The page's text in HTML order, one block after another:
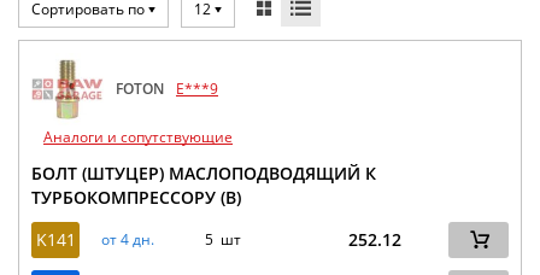
Сортировать по 12
FOTON E***9
Аналоги и сопутствующие
БОЛТ (ШТУЦЕР) МАСЛОПОДВОДЯЩИЙ К
ТУРБОКОМПРЕССОРУ (B)
K141
от 4 дн. 5 шт 252.12